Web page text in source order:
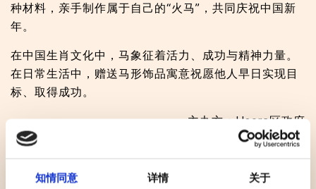
知情同意 详情 关于
种材料，亲手制作属于自己的“火马”，共同庆祝中国新
年。
在中国生肖文化中，马象征着活力、成功与精神力量。
在日常生活中，赠送马形饰品寓意祝愿他人早日实现目
标、取得成功。
主办方：Usera区政府